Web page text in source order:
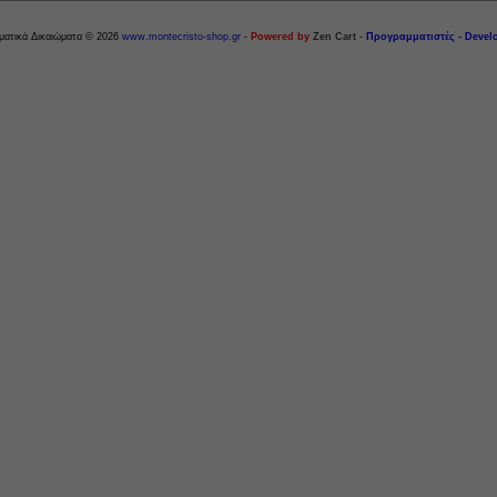
Δικαιώματα © 2026 www.montecristo-shop.gr - Powered by Zen Cart - Προγραμματιστές -